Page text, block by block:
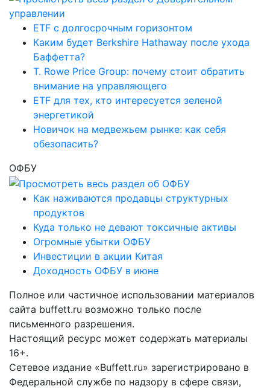
ETF с долгосрочным горизонтом
Каким будет Berkshire Hathaway после ухода
Баффетта?
T. Rowe Price Group: почему стоит обратить
внимание на управляющего
ETF для тех, кто интересуется зеленой
энергетикой
Новичок на медвежьем рынке: как себя
обезопасить?
ОФБУ
Как наживаются продавцы структурных
продуктов
Куда только не девают токсичные активы
Огромные убытки ОФБУ
Инвестиции в акции Китая
Доходность ОФБУ в июне
Полное или частичное использовании материалов
сайта buffett.ru возможно только после
письменного разрешения.
Настоящий ресурс может содержать материалы
16+.
Сетевое издание «Buffett.ru» зарегистрировано в
Федеральной службе по надзору в сфере связи,